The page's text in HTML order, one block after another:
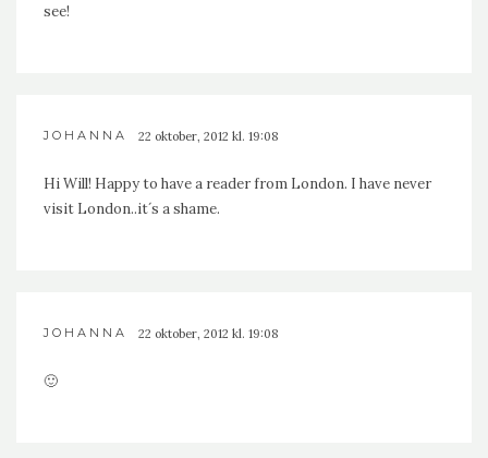
see!
JOHANNA 22 oktober, 2012 kl. 19:08
Hi Will! Happy to have a reader from London. I have never
visit London..it´s a shame.
JOHANNA 22 oktober, 2012 kl. 19:08
🙂